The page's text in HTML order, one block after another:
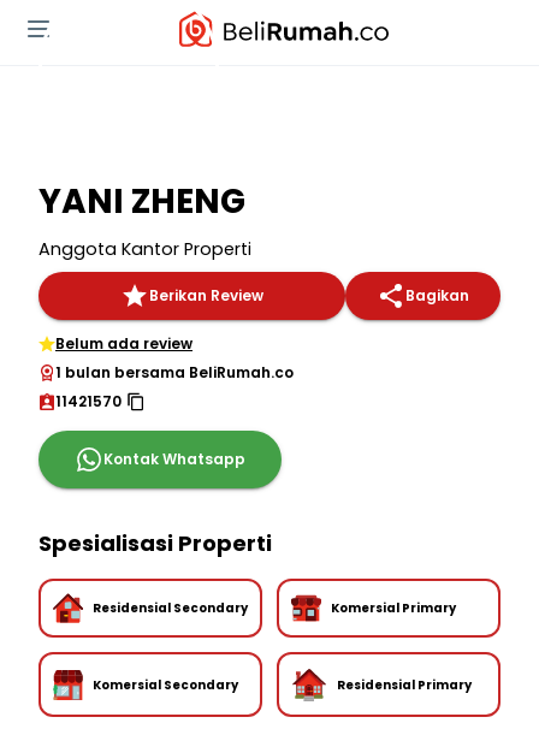
YANI ZHENG
Anggota Kantor Properti
Berikan Review Bagikan
Belum ada review
1 bulan bersama BeliRumah.co
11421570
Kontak Whatsapp
Spesialisasi Properti
Residensial Secondary Komersial Primary
Komersial Secondary Residensial Primary